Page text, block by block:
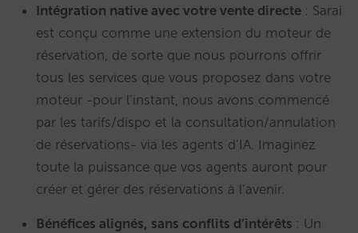
Intégration native avec votre vente directe : Sarai
est conçu comme une extension du moteur de
réservation, de sorte que nous pourrons offrir
tous les services que vous proposez dans votre
moteur -pour l’instant, nous avons commencé
par les tarifs/dispo et la consultation/annulation
de réservations- via les agents d’IA. Imaginez
toute la puissance que vos agents auront pour
créer et gérer des réservations à l’avenir.
Bénéfices alignés, sans conflits d’intérêts : Un